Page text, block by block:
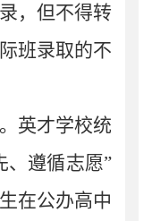
，但不得转
班录取的不
英才学校统
、遵循志愿”
在公办高中